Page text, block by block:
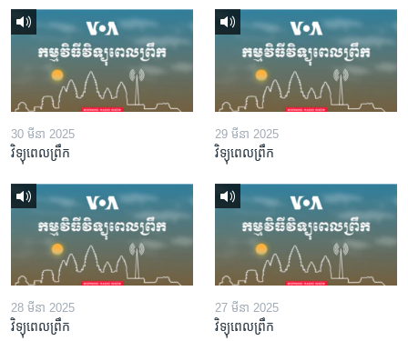
30 មីនា 2025
វិទ្យុពេលព្រឹក
29 មីនា 2025
វិទ្យុពេលព្រឹក
28 មីនា 2025
វិទ្យុពេលព្រឹក
27 មីនា 2025
វិទ្យុពេលព្រឹក